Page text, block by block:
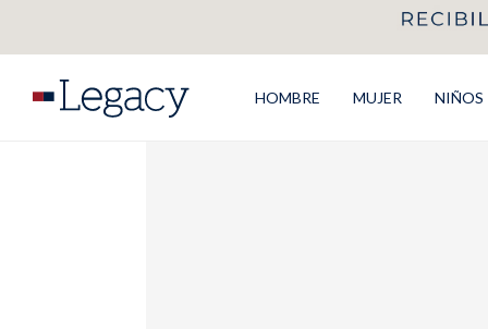
HOMBRE MUJER NIÑOS